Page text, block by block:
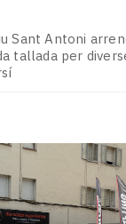
Sant Antoni
tallada per